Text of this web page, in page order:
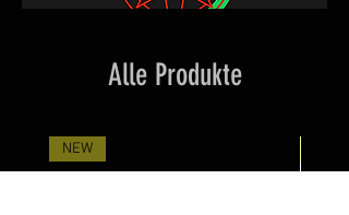
Alle Produkte
NEW